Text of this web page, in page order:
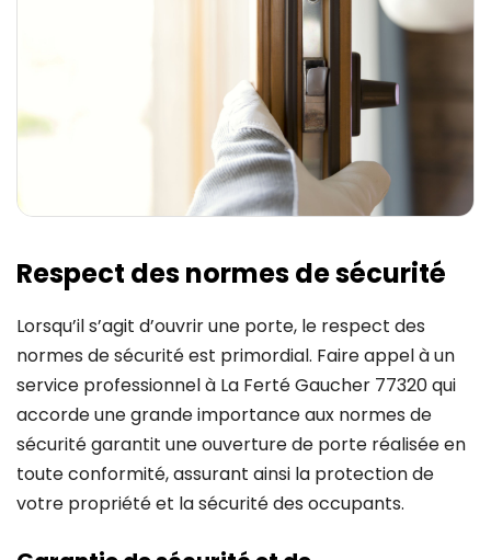
Respect des normes de sécurité
Lorsqu’il s’agit d’ouvrir une porte, le respect des
normes de sécurité est primordial. Faire appel à un
service professionnel à La Ferté Gaucher 77320 qui
accorde une grande importance aux normes de
sécurité garantit une ouverture de porte réalisée en
toute conformité, assurant ainsi la protection de
votre propriété et la sécurité des occupants.